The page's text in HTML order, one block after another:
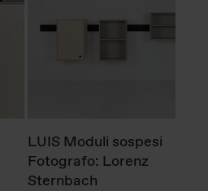
LUIS Moduli sospesi
Fotografo: Lorenz
Sternbach